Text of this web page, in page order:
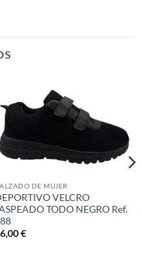
DE MUJER
VELCRO
TODO NEGRO Ref.
€